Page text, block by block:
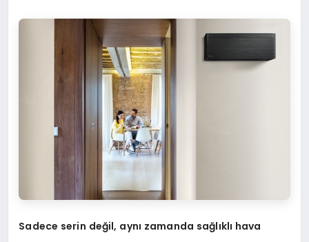
Sadece serin değil, aynı zamanda sağlıklı hava